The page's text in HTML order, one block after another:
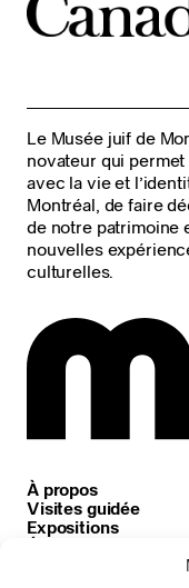
Le Musée juif de
novateur qui
avec la vie et
Montréal, de faire
de notre patrimoine
nouvelles
culturelles.
À propos
Visites guidée
Expositions
Événements